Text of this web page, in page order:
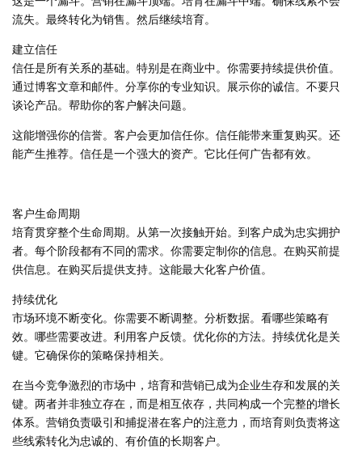
流失。最终转化为销售。然后继续培育。
建立信任
信任是所有关系的基础。特别是在商业中。你需要持续提供价值。
通过博客文章和邮件。分享你的专业知识。展示你的诚信。不要只
谈论产品。帮助你的客户解决问题。
这能增强你的信誉。客户会更加信任你。信任能带来重复购买。还
能产生推荐。信任是一个强大的资产。它比任何广告都有效。
客户生命周期
培育贯穿整个生命周期。从第一次接触开始。到客户成为忠实拥护
者。每个阶段都有不同的需求。你需要定制你的信息。在购买前提
供信息。在购买后提供支持。这能最大化客户价值。
持续优化
市场环境不断变化。你需要不断调整。分析数据。看哪些策略有
效。哪些需要改进。利用客户反馈。优化你的方法。持续优化是关
键。它确保你的策略保持相关。
在当今竞争激烈的市场中，培育和营销已成为企业生存和发展的关
键。两者并非独立存在，而是相互依存，共同构成一个完整的增长
体系。营销负责吸引和捕捉潜在客户的注意力，而培育则负责将这
些线索转化为忠诚的、有价值的长期客户。